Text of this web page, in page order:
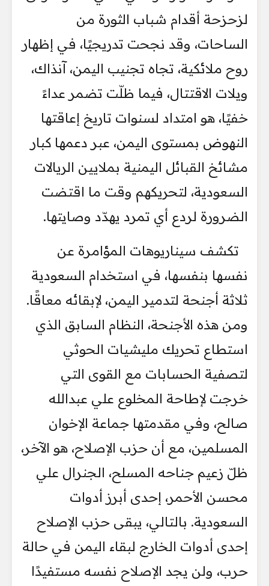
لزحزحة أقدام شباب الثورة من
الساحات، وقد نجحت تدريجيًا، في إظهار
روح ملائكية، تجاه تجنيب اليمن، آنذاك،
ويلات الاقتتال، فيما ظلّت تضمر عداءً
خفيًا، هو امتداد لسنوات تاريخ إعاقتها
النهوض بمستوى اليمن، عبر دعمها كبار
مشائخ القبائل اليمنية بملايين الريالات
السعودية، لتحريكهم وقت ما اقتضت
الضرورة لردع أي تمرد يهدّد وصايتها.
تكشف سيناريوهات المؤامرة عن
نفسها بنفسها، في استخدام السعودية
ثلاثة أجنحة لتدمير اليمن، لإبقائه معاقًا.
ومن هذه الأجنحة، النظام السابق الذي
استطاع تحريك مليشيات الحوثي
لتصفية الحسابات مع القوى التي
خرجت لإطاحة المخلوع علي عبدالله
صالح، وفي مقدمتها جماعة الإخوان
المسلمين، مع أن حزب الإصلاح، هو الآخر،
ظلّ زعيم جناحه المسلح، الجنرال علي
محسن الأحمر، إحدى أبرز أدوات
السعودية. بالتالي، يبقى حزب الإصلاح
إحدى أدوات الخارج لبقاء اليمن في حالة
حرب، ولن يجد الإصلاح نفسه مستفيدًا